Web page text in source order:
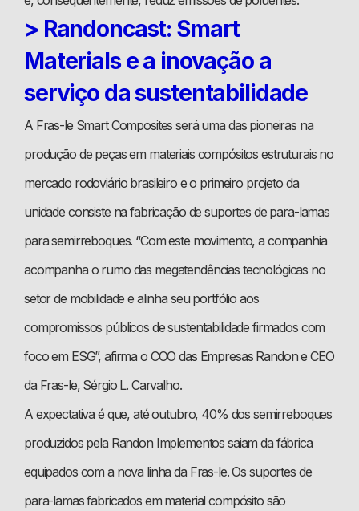
> Randoncast: Smart
Materials e a inovação a
serviço da sustentabilidade
A Fras-le Smart Composites será uma das pioneiras na
produção de peças em materiais compósitos estruturais no
mercado rodoviário brasileiro e o primeiro projeto da
unidade consiste na fabricação de suportes de para-lamas
para semirreboques. “Com este movimento, a companhia
acompanha o rumo das megatendências tecnológicas no
setor de mobilidade e alinha seu portfólio aos
compromissos públicos de sustentabilidade firmados com
foco em ESG”, afirma o COO das Empresas Randon e CEO
da Fras-le, Sérgio L. Carvalho.
A expectativa é que, até outubro, 40% dos semirreboques
produzidos pela Randon Implementos saiam da fábrica
equipados com a nova linha da Fras-le. Os suportes de
para-lamas fabricados em material compósito são